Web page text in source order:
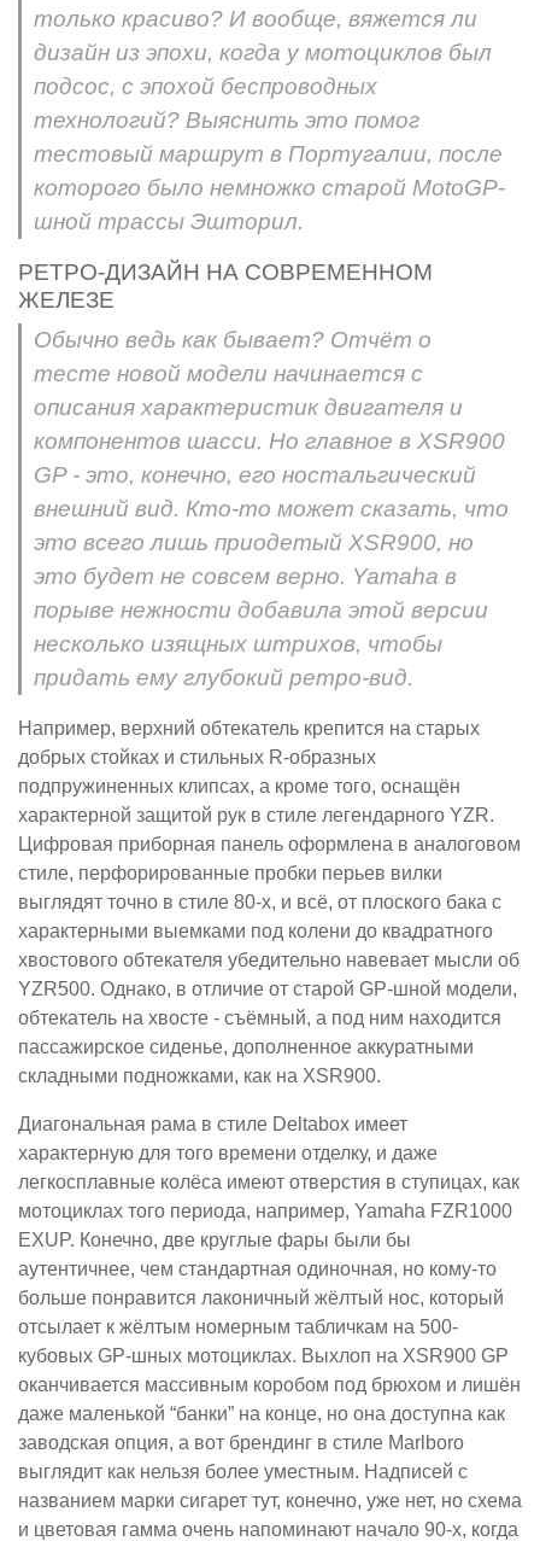
только красиво? И вообще, вяжется ли
дизайн из эпохи, когда у мотоциклов был
подсос, с эпохой беспроводных
технологий? Выяснить это помог
тестовый маршрут в Португалии, после
которого было немножко старой MotoGP-
шной трассы Эшторил.
РЕТРО-ДИЗАЙН НА СОВРЕМЕННОМ
ЖЕЛЕЗЕ
Обычно ведь как бывает? Отчёт о
тесте новой модели начинается с
описания характеристик двигателя и
компонентов шасси. Но главное в XSR900
GP - это, конечно, его ностальгический
внешний вид. Кто-то может сказать, что
это всего лишь приодетый XSR900, но
это будет не совсем верно. Yamaha в
порыве нежности добавила этой версии
несколько изящных штрихов, чтобы
придать ему глубокий ретро-вид.
Например, верхний обтекатель крепится на старых
добрых стойках и стильных R-образных
подпружиненных клипсах, а кроме того, оснащён
характерной защитой рук в стиле легендарного YZR.
Цифровая приборная панель оформлена в аналоговом
стиле, перфорированные пробки перьев вилки
выглядят точно в стиле 80-х, и всё, от плоского бака с
характерными выемками под колени до квадратного
хвостового обтекателя убедительно навевает мысли об
YZR500. Однако, в отличие от старой GP-шной модели,
обтекатель на хвосте - съёмный, а под ним находится
пассажирское сиденье, дополненное аккуратными
складными подножками, как на XSR900.
Диагональная рама в стиле Deltabox имеет
характерную для того времени отделку, и даже
легкосплавные колёса имеют отверстия в ступицах, как
мотоциклах того периода, например, Yamaha FZR1000
EXUP. Конечно, две круглые фары были бы
аутентичнее, чем стандартная одиночная, но кому-то
больше понравится лаконичный жёлтый нос, который
отсылает к жёлтым номерным табличкам на 500-
кубовых GP-шных мотоциклах. Выхлоп на XSR900 GP
оканчивается массивным коробом под брюхом и лишён
даже маленькой “банки” на конце, но она доступна как
заводская опция, а вот брендинг в стиле Marlboro
выглядит как нельзя более уместным. Надписей с
названием марки сигарет тут, конечно, уже нет, но схема
и цветовая гамма очень напоминают начало 90-х, когда